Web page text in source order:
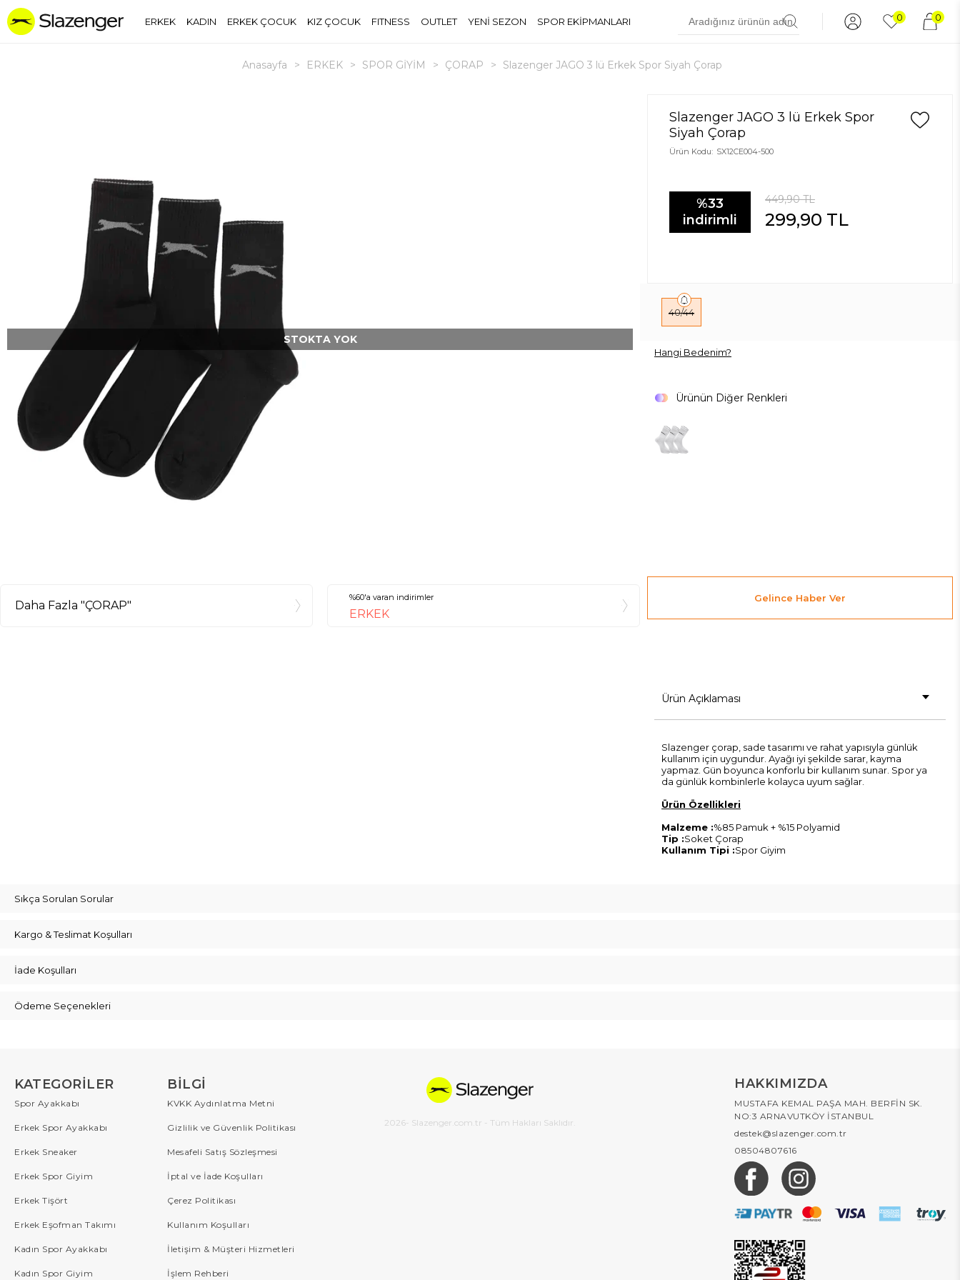
ERKEK KADIN ERKEK ÇOCUK KIZ ÇOCUK FITNESS OUTLET YENİ SEZON SPOR EKİPMANLARI 0 0
Anasayfa > ERKEK > SPOR GİYİM > ÇORAP > Slazenger JAGO 3 lü Erkek Spor Siyah Çorap
STOKTA YOK
Daha Fazla "ÇORAP"
%60'a varan indirimler
ERKEK
Slazenger JAGO 3 lü Erkek Spor
Siyah Çorap
Ürün Kodu: SX12CE004-500
%33
indirimli
449,90TL
299,90 TL
40/44
Hangi Bedenim?
Ürünün Diğer Renkleri
Gelince Haber Ver
Ürün Açıklaması
Slazenger çorap, sade tasarımı ve rahat yapısıyla günlük
kullanım için uygundur. Ayağı iyi şekilde sarar, kayma
yapmaz. Gün boyunca konforlu bir kullanım sunar. Spor ya
da günlük kombinlerle kolayca uyum sağlar.
Ürün Özellikleri
Malzeme :%85 Pamuk + %15 Polyamid
Tip :Soket Çorap
Kullanım Tipi :Spor Giyim
Sıkça Sorulan Sorular
Kargo & Teslimat Koşulları
İade Koşulları
Ödeme Seçenekleri
KATEGORILER
Spor Ayakkabı
Erkek Spor Ayakkabı
Erkek Sneaker
Erkek Spor Giyim
Erkek Tişört
Erkek Eşofman Takımı
Kadın Spor Ayakkabı
Kadın Spor Giyim
BILGI
KVKK Aydınlatma Metni
Gizlilik ve Güvenlik Politikası
Mesafeli Satış Sözleşmesi
İptal ve İade Koşulları
Çerez Politikası
Kullanım Koşulları
İletişim & Müşteri Hizmetleri
İşlem Rehberi
2026- Slazenger.com.tr - Tüm Hakları Saklıdır.
HAKKIMIZDA
MUSTAFA KEMAL PAŞA MAH. BERFİN SK.
NO:3 ARNAVUTKÖY İSTANBUL
destek@slazenger.com.tr
08504807616